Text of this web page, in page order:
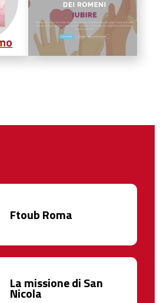
Parola del Vescovo
Lunii
Ftoub Roma
La missione di San
Nicola